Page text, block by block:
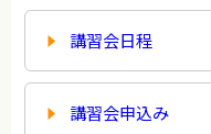
講習会日程
講習会申込み